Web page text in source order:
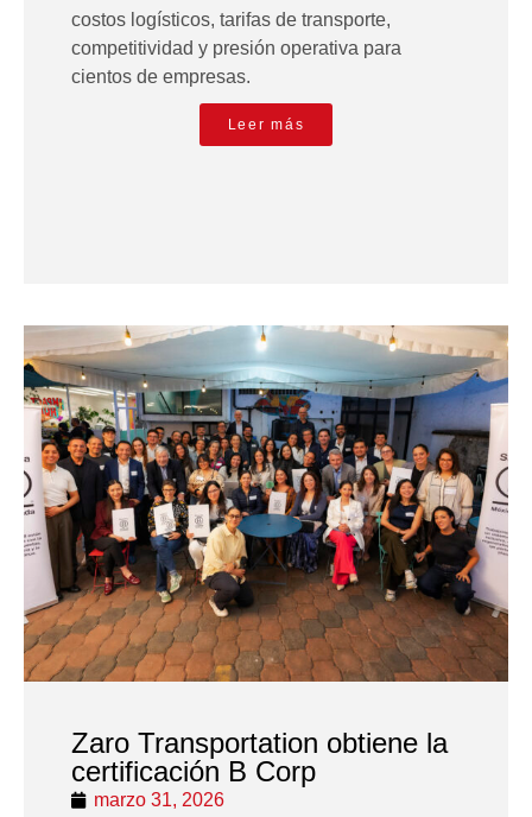
costos logísticos, tarifas de transporte,
competitividad y presión operativa para
cientos de empresas.
Leer más
Zaro Transportation obtiene la
certificación B Corp
marzo 31, 2026